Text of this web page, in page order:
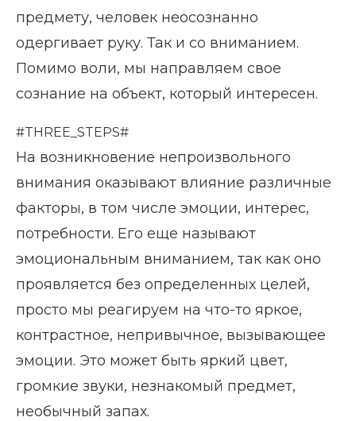
предмету, человек неосознанно
одергивает руку. Так и со вниманием.
Помимо воли, мы направляем свое
сознание на объект, который интересен.
#THREE_STEPS#
На возникновение непроизвольного
внимания оказывают влияние различные
факторы, в том числе эмоции, интерес,
потребности. Его еще называют
эмоциональным вниманием, так как оно
проявляется без определенных целей,
просто мы реагируем на что-то яркое,
контрастное, непривычное, вызывающее
эмоции. Это может быть яркий цвет,
громкие звуки, незнакомый предмет,
необычный запах.